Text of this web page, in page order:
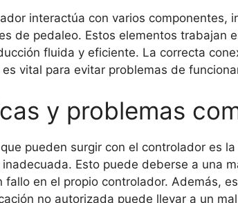
interactúa con varios componentes,
de pedaleo. Estos elementos trabajan
fluida y eficiente. La correcta
vital para evitar problemas de
y problemas
pueden surgir con el controlador es
Esto puede deberse a una
en el propio controlador. Además,
no autorizada puede llevar a un